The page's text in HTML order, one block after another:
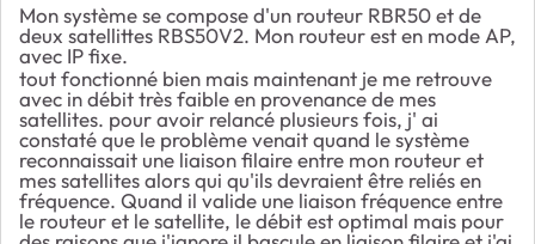
Mon système se compose d'un routeur RBR50 et de
deux satellittes RBS50V2. Mon routeur est en mode AP,
avec IP fixe.
tout fonctionné bien mais maintenant je me retrouve
avec in débit très faible en provenance de mes
satellites. pour avoir relancé plusieurs fois, j' ai
constaté que le problème venait quand le système
reconnaissait une liaison filaire entre mon routeur et
mes satellites alors qui qu'ils devraient être reliés en
fréquence. Quand il valide une liaison fréquence entre
le routeur et le satellite, le débit est optimal mais pour